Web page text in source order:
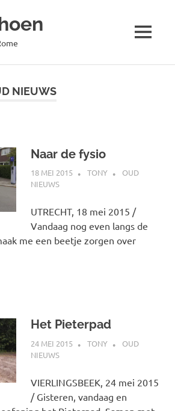
MENU
NIEUWS
Naar de fysio
18 MEI 2015 TONY
OUD
NIEUWS
UTRECHT, 18 mei 2015 /
Vandaag nog even langs de
me een beetje zorgen over
Het Pieterpad
24 MEI 2015 TONY
OUD
NIEUWS
VIERLINGSBEEK, 24 mei 2015
/ Gisteren, vandaag en